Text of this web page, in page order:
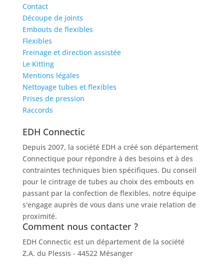
Contact
Découpe de joints
Embouts de flexibles
Flexibles
Freinage et direction assistée
Le Kitting
Mentions légales
Nettoyage tubes et flexibles
Prises de pression
Raccords
EDH Connectic
Depuis 2007, la société EDH a créé son département
Connectique pour répondre à des besoins et à des
contraintes techniques bien spécifiques. Du conseil
pour le cintrage de tubes au choix des embouts en
passant par la confection de flexibles, notre équipe
s'engage auprès de vous dans une vraie relation de
proximité.
Comment nous contacter ?
EDH Connectic est un département de la société
Z.A. du Plessis - 44522 Mésanger